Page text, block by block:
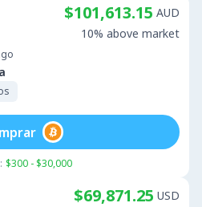
$101,613.15 AUD
10% above market
$300 - $30,000
$69,871.25 USD